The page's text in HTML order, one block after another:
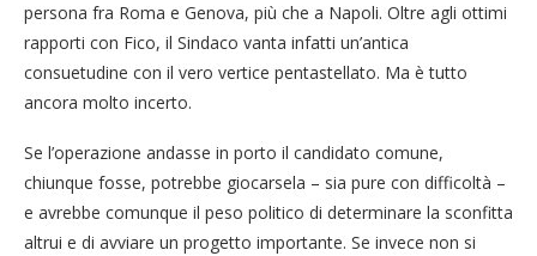
persona fra Roma e Genova, più che a Napoli. Oltre agli ottimi
rapporti con Fico, il Sindaco vanta infatti un’antica
consuetudine con il vero vertice pentastellato. Ma è tutto
ancora molto incerto.
Se l’operazione andasse in porto il candidato comune,
chiunque fosse, potrebbe giocarsela – sia pure con difficoltà –
e avrebbe comunque il peso politico di determinare la sconfitta
altrui e di avviare un progetto importante. Se invece non si